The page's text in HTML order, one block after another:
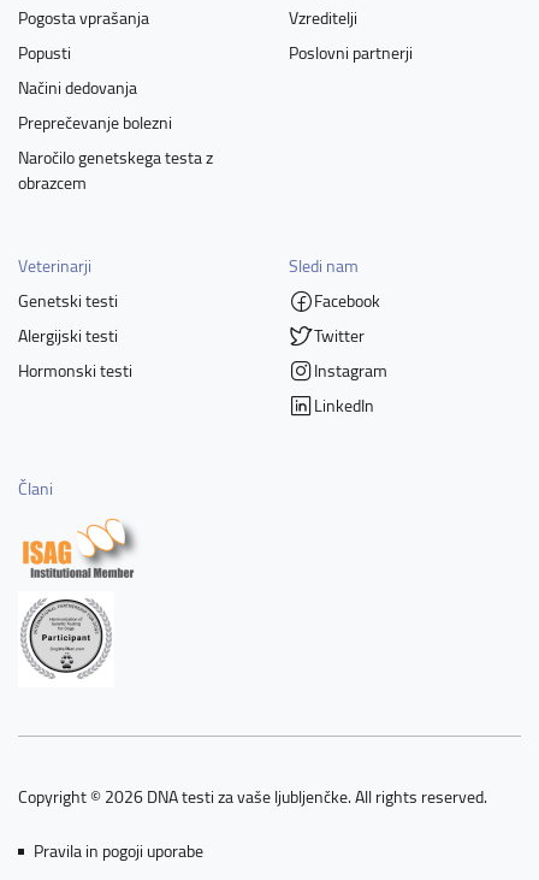
Pogosta vprašanja
Popusti
Načini dedovanja
Preprečevanje bolezni
Naročilo genetskega testa z
obrazcem
Vzreditelji
Poslovni partnerji
Veterinarji
Genetski testi
Alergijski testi
Hormonski testi
Sledi nam
Facebook
Twitter
Instagram
LinkedIn
Člani
Copyright © 2026 DNA testi za vaše ljubljenčke. All rights reserved.
Pravila in pogoji uporabe